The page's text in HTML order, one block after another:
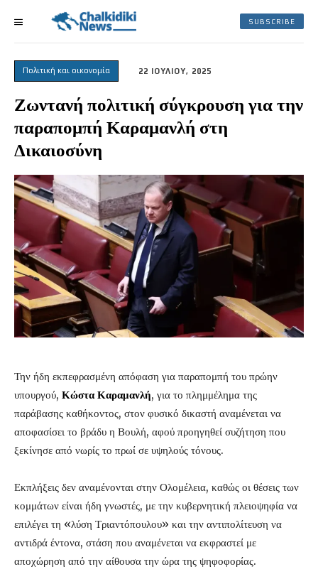
SUBSCRIBE
Πολιτική και οικονομία 22 ΙΟΥΛΙΟΥ, 2025
Ζωντανή πολιτική σύγκρουση για την
παραπομπή Καραμανλή στη
Δικαιοσύνη
Την ήδη εκπεφρασμένη απόφαση για παραπομπή του πρώην
υπουργού, Κώστα Καραμανλή, για το πλημμέλημα της
παράβασης καθήκοντος, στον φυσικό δικαστή αναμένεται να
αποφασίσει το βράδυ η Βουλή, αφού προηγηθεί συζήτηση που
ξεκίνησε από νωρίς το πρωί σε υψηλούς τόνους.
Εκπλήξεις δεν αναμένονται στην Ολομέλεια, καθώς οι θέσεις των
κομμάτων είναι ήδη γνωστές, με την κυβερνητική πλειοψηφία να
επιλέγει τη «λύση Τριαντόπουλου» και την αντιπολίτευση να
αντιδρά έντονα, στάση που αναμένεται να εκφραστεί με
αποχώρηση από την αίθουσα την ώρα της ψηφοφορίας.